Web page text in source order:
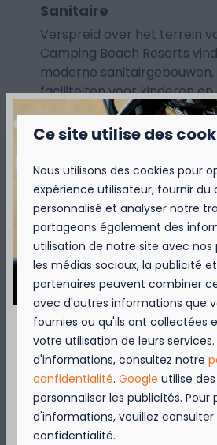
Sanitaire
Verspreid over het terrein
Camping Beach Resorts
moderne
faciliteiten voor kinderen
voor gasten met een
Het gebruik van het sanitair
toegankelijk, zonder jetons.
Ook in de winterperiode
sanitairgebouwen geopend
voor optimaal comfort.
Plus
Sur le parc
September =
Geniet van 2 t.e.m. 28
korting op de mosselprijs voor
wanneer je een verblijf boekt!
Ce site utilise des
Nous utilisons des cookies pour
expérience utilisateur, fournir du
personnalisé et analyser notre
partageons également des
utilisation de notre site avec nos
les médias sociaux, la publicité
partenaires peuvent combiner
avec d'autres informations que
fournies ou qu'ils ont collectées
votre utilisation de leurs services.
d'informations, consultez notre
confidentialité.Google utilise
personnaliser les publicités. Pour
d'informations, veuillez
confidentialité.